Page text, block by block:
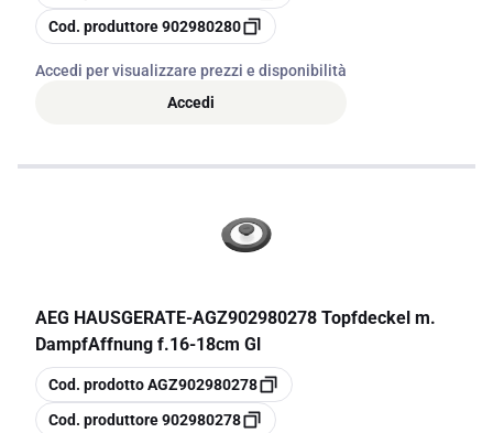
copia
Cod. produttore902980280
Accedi per visualizzare prezzi e disponibilità
Accedi
AEG HAUSGERATE-AGZ902980278 Topfdeckel m.
DampfAffnung f.16-18cm Gl
copia
Cod. prodottoAGZ902980278
copia
Cod. produttore902980278